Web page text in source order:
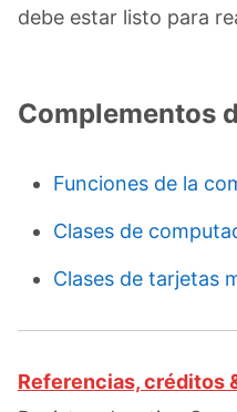
debe estar listo para
Complementos
Funciones de la
Clases de
Clases de tarjetas
Referencias, créditos